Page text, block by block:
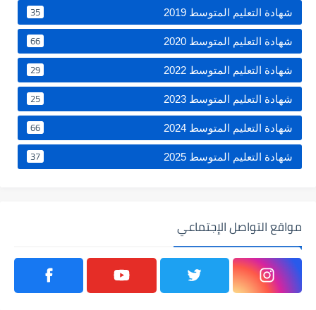
شهادة التعليم المتوسط 2019 35
شهادة التعليم المتوسط 2020 66
شهادة التعليم المتوسط 2022 29
شهادة التعليم المتوسط 2023 25
شهادة التعليم المتوسط 2024 66
شهادة التعليم المتوسط 2025 37
مواقع التواصل الإجتماعي